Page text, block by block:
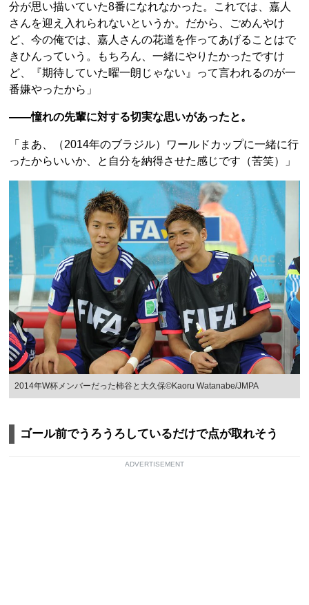
分が思い描いていた8番になれなかった。これでは、嘉人
さんを迎え入れられないというか。だから、ごめんやけ
ど、今の俺では、嘉人さんの花道を作ってあげることはで
きひんっていう。もちろん、一緒にやりたかったですけ
ど、『期待していた曜一朗じゃない』って言われるのが一
番嫌やったから」
――憧れの先輩に対する切実な思いがあったと。
「まあ、（2014年のブラジル）ワールドカップに一緒に行
ったからいいか、と自分を納得させた感じです（苦笑）」
2014年W杯メンバーだった柿谷と大久保©Kaoru Watanabe/JMPA
ゴール前でうろうろしているだけで点が取れそう
ADVERTISEMENT